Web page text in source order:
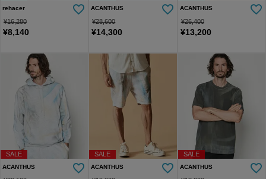
rehacer
¥16,280
¥8,140
ACANTHUS
¥28,600
¥14,300
ACANTHUS
¥26,400
¥13,200
SALE
ACANTHUS
SALE
ACANTHUS
SALE
ACANTHUS